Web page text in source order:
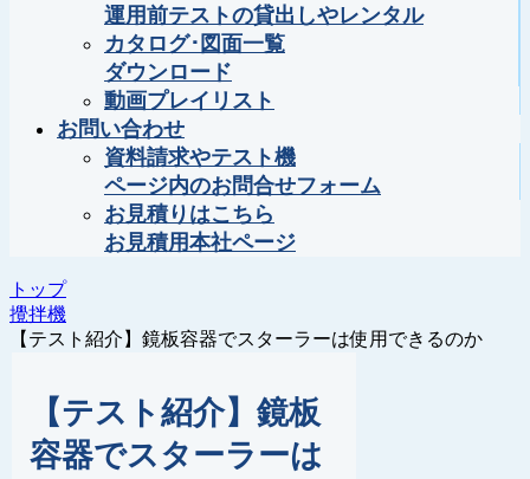
運用前テストの貸出しやレンタル
カタログ･図面一覧
ダウンロード
動画プレイリスト
お問い合わせ
資料請求やテスト機
ページ内のお問合せフォーム
お見積りはこちら
お見積用本社ページ
トップ
攪拌機
【テスト紹介】鏡板容器でスターラーは使用できるのか
【テスト紹介】鏡板
容器でスターラーは